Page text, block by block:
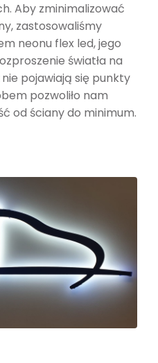
Aby zminimalizować
zastosowaliśmy
neonu flex led, jego
światła na
pojawiają się punkty
pozwoliło nam
od ściany do minimum.